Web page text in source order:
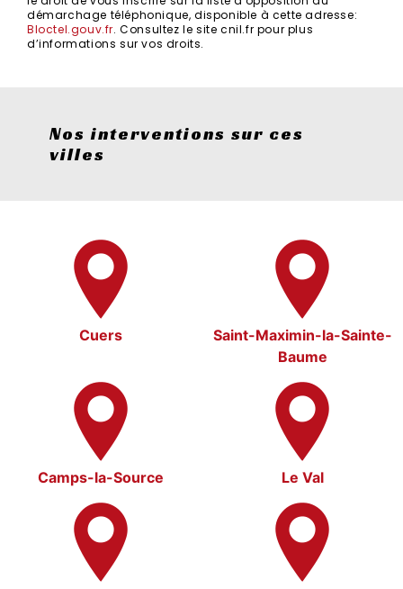
démarchage téléphonique, disponible à cette adresse:
Bloctel.gouv.fr. Consultez le site cnil.fr pour plus
d’informations sur vos droits.
Nos interventions sur ces
villes
Cuers
Saint-Maximin-la-Sainte-
Baume
Camps-la-Source Le Val